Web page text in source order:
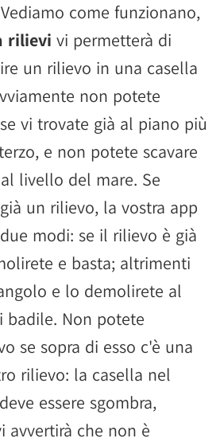
come funzionano,
rilievi vi permetterà di
un rilievo in una casella
non potete
vi trovate già al piano più
e non potete scavare
livello del mare. Se
un rilievo, la vostra app
modi: se il rilievo è già
e basta; altrimenti
e lo demolirete al
badile. Non potete
se sopra di esso c'è una
rilievo: la casella nel
essere sgombra,
che non è